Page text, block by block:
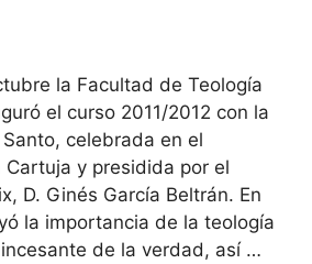
la Facultad de Teología
el curso 2011/2012 con la
celebrada en el
y presidida por el
D. Ginés García Beltrán. En
la importancia de la teología
de la verdad, así …